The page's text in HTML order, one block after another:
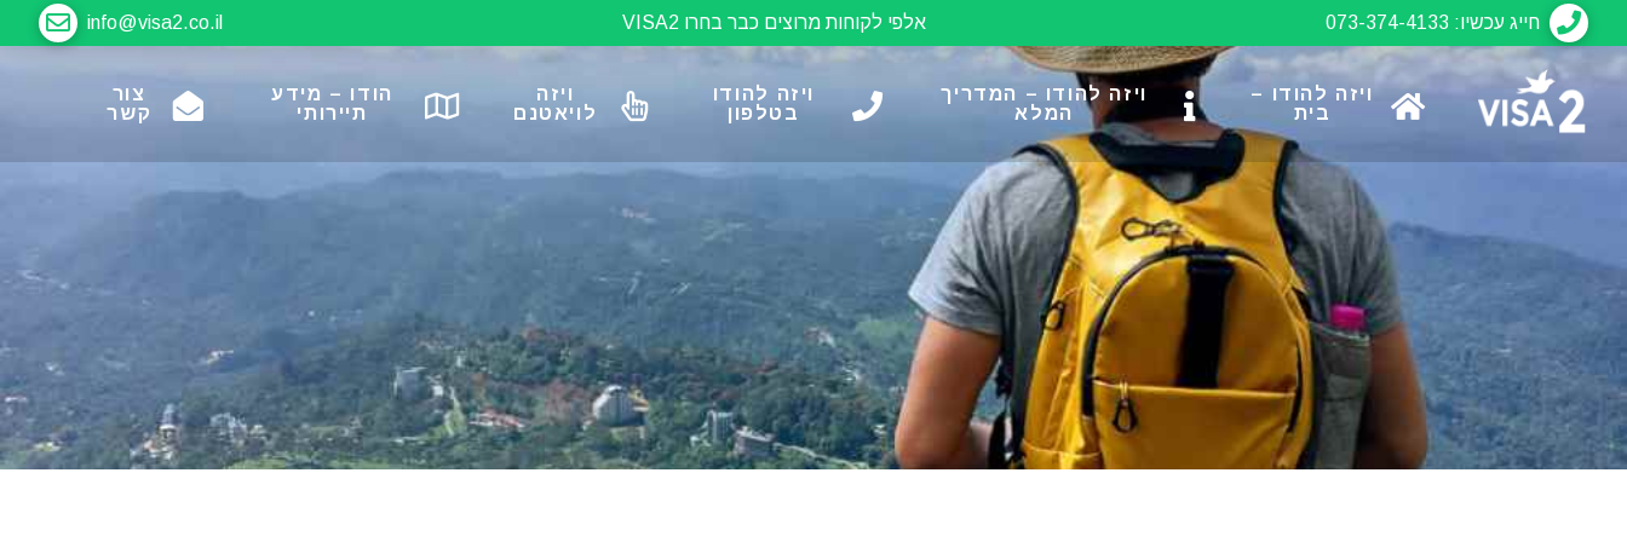
חייג עכשיו: 073-374-4133 אלפי לקוחות מרוצים כבר בחרו VISA2 info@visa2.co.il
ויזה להודו –
בית
ויזה להודו – המדריך
המלא
ויזה להודו
בטלפון
ויזה
לויאטנם
הודו – מידע
תיירותי
צור
קשר